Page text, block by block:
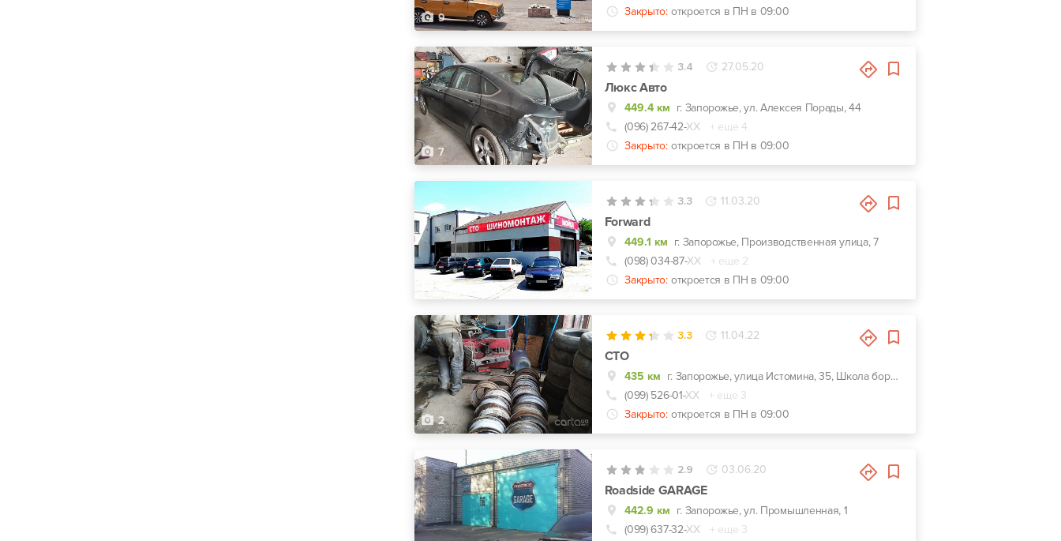
9
Закрыто: откроется в ПН в 09:00
7
3.4 27.05.20
Люкс Авто
449.4 км г. Запорожье, ул. Алексея Порады, 44
(096) 267-42-ХХ
+ еще 4
Закрыто: откроется в ПН в 09:00
3.3 11.03.20
Forward
449.1 км г. Запорожье, Производственная улица, 7
(098) 034-87-ХХ
+ еще 2
Закрыто: откроется в ПН в 09:00
2
3.3 11.04.22
СТО
435 км
г. Запорожье, улица Истомина, 35, Школа борьбы "Колос" или остановка РДК
(099) 526-01-ХХ
+ еще 3
Закрыто: откроется в ПН в 09:00
2.9 03.06.20
Roadside GARAGE
442.9 км г. Запорожье, ул. Промышленная, 1
(099) 637-32-ХХ
+ еще 3